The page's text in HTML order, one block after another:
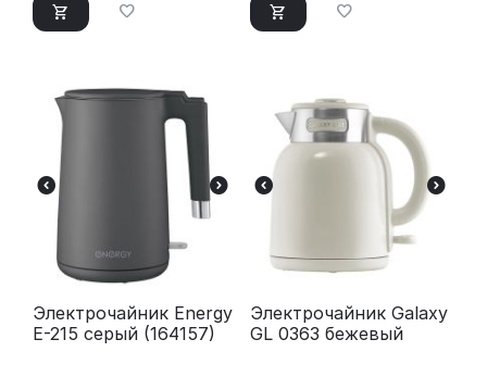
Электрочайник Energy
E-215 серый (164157)
Электрочайник Galaxy
GL 0363 бежевый